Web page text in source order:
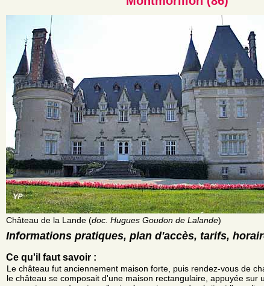
Château de la Lande (doc. Hugues Goudon de Lalande)
Informations pratiques, plan d'accès, tarifs,
Ce qu'il faut savoir :
Le château fut anciennement maison forte, puis rendez-vous de
le château se composait d'une maison rectangulaire, appuyée sur